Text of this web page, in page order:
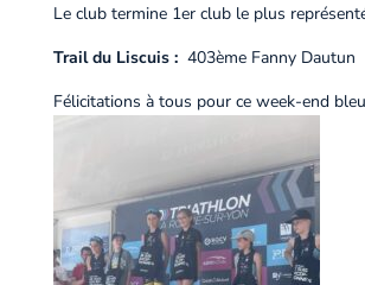
Le club termine 1er club le plus
Trail du Liscuis :403ème Fanny Dautun
Félicitations à tous pour ce week-end